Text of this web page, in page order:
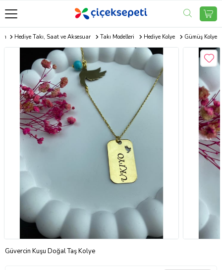
Hediye Takı, Saat ve Aksesuar Takı Modelleri Hediye Kolye Gümüş Kolye
Güvercin Kuşu Doğal Taş Kolye